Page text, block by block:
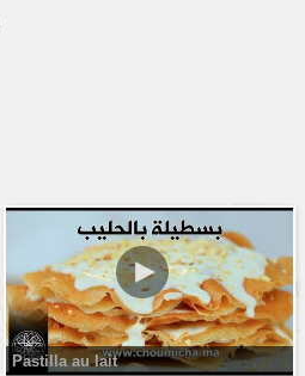
Pastilla au lait